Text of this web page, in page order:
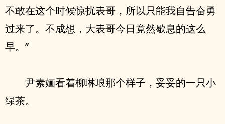
不敢在这个时候惊扰表哥，所以只能我自告奋勇
过来了。不成想，大表哥今日竟然歇息的这么
早。”
尹素婳看着柳琳琅那个样子，妥妥的一只小
绿茶。